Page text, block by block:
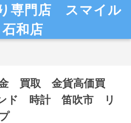
専門店 スマイル
石和店
買取 金貨高価買
ド 時計 笛吹市 リ